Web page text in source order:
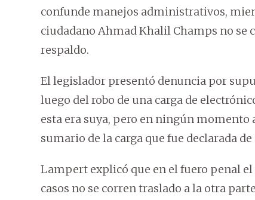
confunde manejos administrativos,
ciudadano Ahmad Khalil Champs no se
respaldo.
El legislador presentó denuncia por
luego del robo de una carga de
esta era suya, pero en ningún momento
sumario de la carga que fue declarada
Lampert explicó que en el fuero penal
casos no se corren traslado a la otra